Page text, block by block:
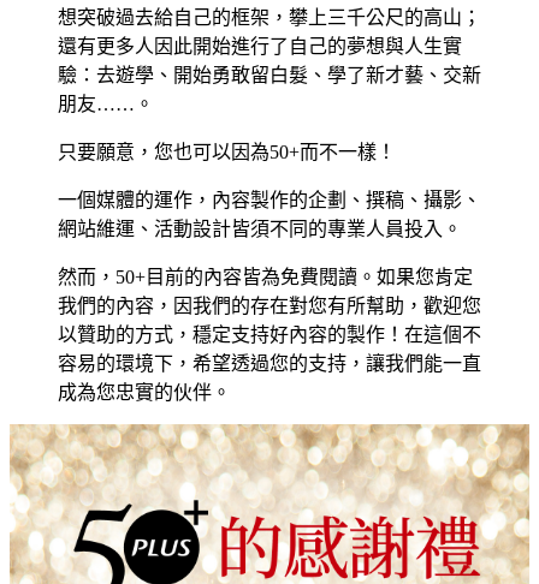
想突破過去給自己的框架，攀上三千公尺的高山；
還有更多人因此開始進行了自己的夢想與人生實
驗：去遊學、開始勇敢留白髮、學了新才藝、交新
朋友……。
只要願意，您也可以因為50+而不一樣！
一個媒體的運作，內容製作的企劃、撰稿、攝影、
網站維運、活動設計皆須不同的專業人員投入。
然而，50+目前的內容皆為免費閱讀。如果您肯定
我們的內容，因我們的存在對您有所幫助，歡迎您
以贊助的方式，穩定支持好內容的製作！在這個不
容易的環境下，希望透過您的支持，讓我們能一直
成為您忠實的伙伴。